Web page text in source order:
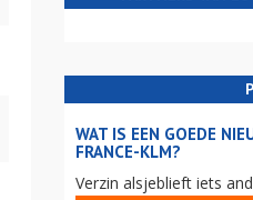
WAT IS EEN GOEDE
FRANCE-KLM?
Verzin alsjeblieft iets